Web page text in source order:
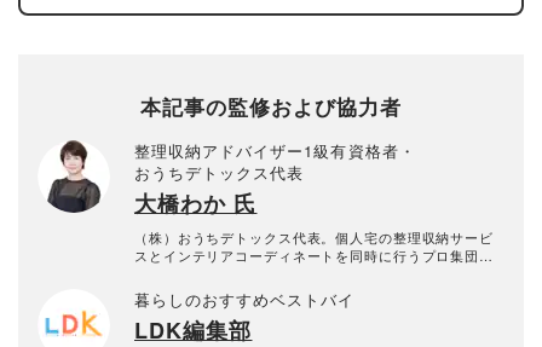
本記事の監修および協力者
整理収納アドバイザー1級有資格者・
おうちデトックス代表
大橋わか 氏
（株）おうちデトックス代表。個人宅の整理収納サービ
スとインテリアコーディネートを同時に行うプロ集団。
者。年間約1000回以上のお片づけに悩む個人宅の整理収
納サービス実績あり。
暮らしのおすすめベストバイ
LDK編集部